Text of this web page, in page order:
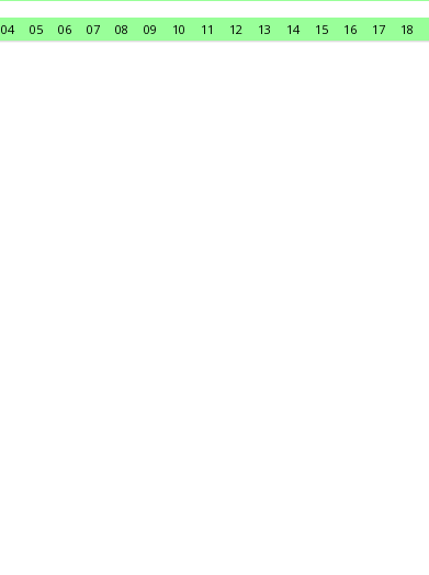
04 05 06 07 08 09 10 11 12 13 14 15 16 17 18